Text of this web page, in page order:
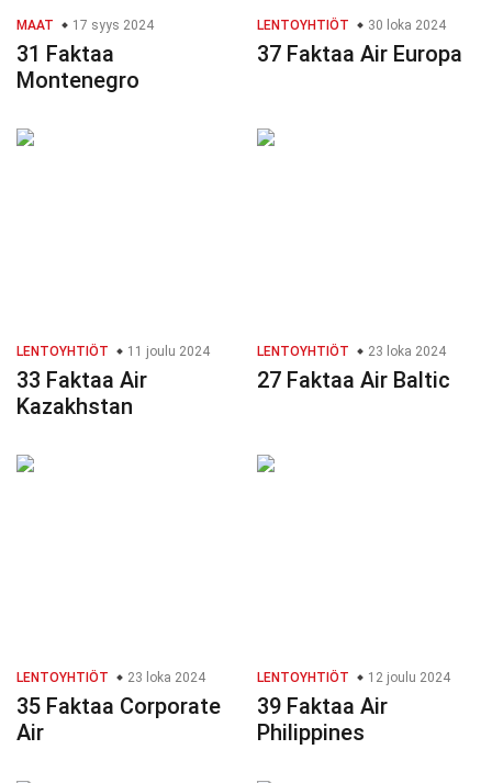
MAAT 17 syys 2024
31 Faktaa
Montenegro
LENTOYHTIÖT 30 loka 2024
37 Faktaa Air Europa
LENTOYHTIÖT 11 joulu 2024
33 Faktaa Air
Kazakhstan
LENTOYHTIÖT 23 loka 2024
27 Faktaa Air Baltic
LENTOYHTIÖT 23 loka 2024
35 Faktaa Corporate
Air
LENTOYHTIÖT 12 joulu 2024
39 Faktaa Air
Philippines